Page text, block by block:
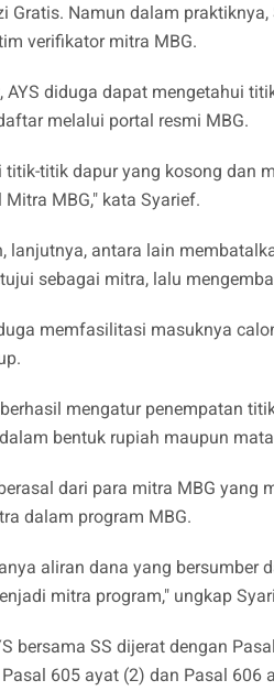
Gratis. Namun dalam
verifikator mitra MBG.
AYS diduga dapat mengetahui
melalui portal resmi MBG.
titik-titik dapur yang kosong dan
MBG," kata Syarief.
lanjutnya, antara lain
sebagai mitra, lalu
memfasilitasi masuknya
mengatur penempatan
bentuk rupiah maupun
dari para mitra MBG yang
dalam program MBG.
aliran dana yang bersumber
mitra program," ungkap
bersama SS dijerat dengan
605 ayat (2) dan Pasal 606